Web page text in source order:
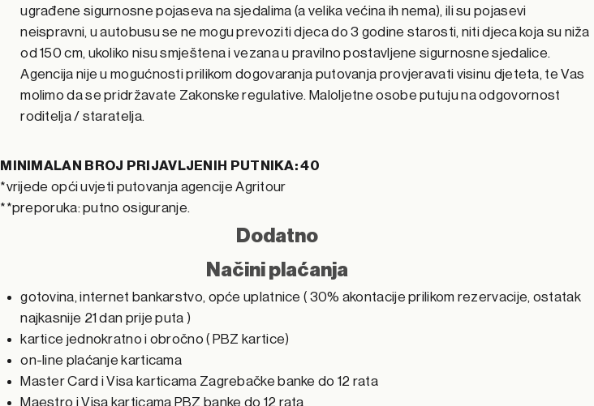
ugrađene sigurnosne pojaseva na sjedalima (a velika većina ih nema), ili su pojasevi
neispravni, u autobusu se ne mogu prevoziti djeca do 3 godine starosti, niti djeca koja su niža
od 150 cm, ukoliko nisu smještena i vezana u pravilno postavljene sigurnosne sjedalice.
Agencija nije u mogućnosti prilikom dogovaranja putovanja provjeravati visinu djeteta, te Vas
molimo da se pridržavate Zakonske regulative. Maloljetne osobe putuju na odgovornost
roditelja / staratelja.
MINIMALAN BROJ PRIJAVLJENIH PUTNIKA: 40
*vrijede opći uvjeti putovanja agencije Agritour
**preporuka: putno osiguranje.
Dodatno
Načini plaćanja
gotovina, internet bankarstvo, opće uplatnice ( 30% akontacije prilikom rezervacije, ostatak
najkasnije 21 dan prije puta )
kartice jednokratno i obročno ( PBZ kartice)
on-line plaćanje karticama
Master Card i Visa karticama Zagrebačke banke do 12 rata
Maestro i Visa karticama PBZ banke do 12 rata